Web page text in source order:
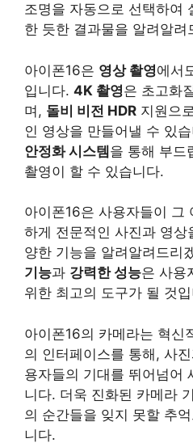
조명을 자동으로 선택하여
한 듯한 결과물을 알려알려
아이폰16은 영상 촬영에서
입니다. 4K 촬영은 초고화
며, 돌비 비전 HDR 지원으
인 영상을 만들어낼 수 있
안정화 시스템을 통해 부드
촬영이 할 수 있습니다.
아이폰16은 사용자들이 그
하게 전문적인 사진과 영
양한 기능을 알려알려드리
기능과 강력한 성능은 사용
위한 최고의 도구가 될 것
아이폰16의 카메라는 혁신
의 인터페이스를 통해, 사
용자들의 기대를 뛰어넘어
니다. 더욱 진화된 카메라
의 순간들을 잊지 못할 추
니다.